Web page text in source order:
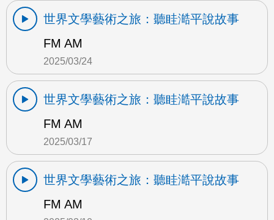
世界文學藝術之旅：聽眭澔平說故事
FM AM
2025/03/24
世界文學藝術之旅：聽眭澔平說故事
FM AM
2025/03/17
世界文學藝術之旅：聽眭澔平說故事
FM AM